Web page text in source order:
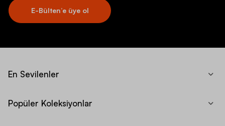
E-Bülten’e üye ol
En Sevilenler
Popüler Koleksiyonlar